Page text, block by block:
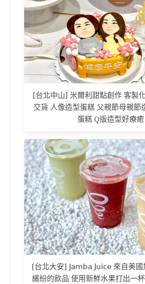
[台北中山] 米爾利甜點創作 客製
交貨 人像造型蛋糕 父親節母親節
蛋糕 Q版造型好療癒
[台北大安] 𝖩𝖺𝗆𝖻𝖺 𝖩𝗎𝗂𝖼𝖾 來自美
繽紛的飲品 使用新鮮水果打出一